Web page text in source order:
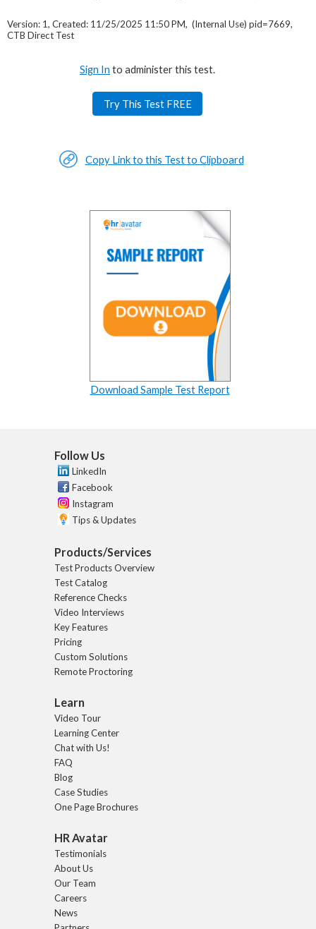
Version: 1, Created: 11/25/2025 11:50 PM, (Internal Use) pid=7669,
CTB Direct Test
Sign In to administer this test.
Try This Test FREE
Copy Link to this Test to Clipboard
Download Sample Test Report
Follow Us
LinkedIn
Facebook
Instagram
Tips & Updates
Products/Services
Test Products Overview
Test Catalog
Reference Checks
Video Interviews
Key Features
Pricing
Custom Solutions
Remote Proctoring
Learn
Video Tour
Learning Center
Chat with Us!
FAQ
Blog
Case Studies
One Page Brochures
HR Avatar
Testimonials
About Us
Our Team
Careers
News